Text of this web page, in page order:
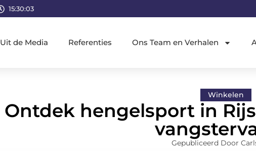
15:30:04
Uit de Media Referenties Ons Team en Verhalen
Winkelen
Ontdek hengelsport in
Gepubliceerd Door